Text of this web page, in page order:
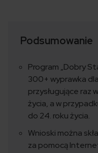
Podsumowanie
Program „Dobry
300+ wyprawka
przysługujące raz
życia, a w
do 24. roku życia.
Wnioski można
za pomocą